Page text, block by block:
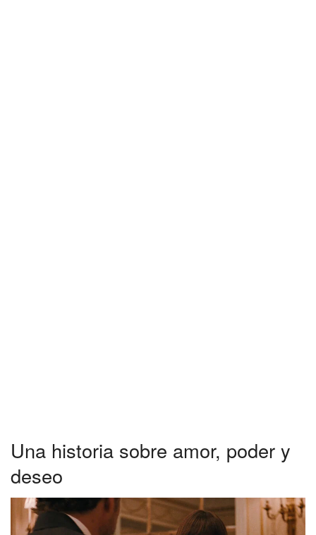
Una historia sobre amor, poder y
deseo